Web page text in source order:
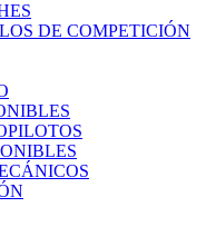
DE COMPETICIÓN